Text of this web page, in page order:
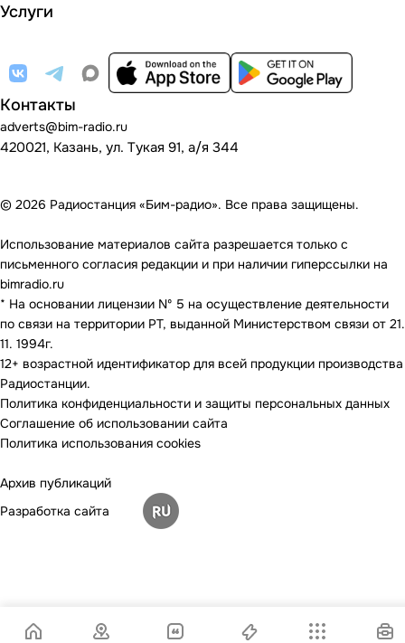
Услуги
Контакты
adverts@bim-radio.ru
420021, Казань, ул. Тукая 91, а/я 344
© 2026 Радиостанция «Бим-радио». Все права защищены.
Использование материалов сайта разрешается только с
письменного согласия редакции и при наличии гиперссылки на
bimradio.ru
* На основании лицензии Nº 5 на осуществление деятельности
по связи на территории РТ, выданной Министерством связи от 21.
11. 1994г.
12+ возрастной идентификатор для всей продукции производства
Радиостанции.
Политика конфиденциальности и защиты персональных данных
Соглашение об использовании сайта
Политика использования cookies
Архив публикаций
Разработка сайта